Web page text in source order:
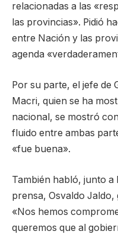
relacionadas a las
las provincias». Pidió
entre Nación y las
agenda
Por su parte, el jefe de
Macri, quien se ha
nacional, se mostró
fluido entre ambas
«fue buena».
También habló, junto
prensa, Osvaldo
«Nos hemos
queremos que al